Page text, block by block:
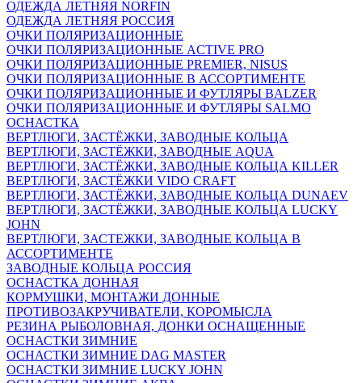
ОДЕЖДА ЛЕТНЯЯ NORFIN
ОДЕЖДА ЛЕТНЯЯ РОССИЯ
ОЧКИ ПОЛЯРИЗАЦИОННЫЕ
ОЧКИ ПОЛЯРИЗАЦИОННЫЕ ACTIVE PRO
ОЧКИ ПОЛЯРИЗАЦИОННЫЕ PREMIER, NISUS
ОЧКИ ПОЛЯРИЗАЦИОННЫЕ В АССОРТИМЕНТЕ
ОЧКИ ПОЛЯРИЗАЦИОННЫЕ И ФУТЛЯРЫ BALZER
ОЧКИ ПОЛЯРИЗАЦИОННЫЕ И ФУТЛЯРЫ SALMO
ОСНАСТКА
ВЕРТЛЮГИ, ЗАСТЁЖКИ, ЗАВОДНЫЕ КОЛЬЦА
ВЕРТЛЮГИ, ЗАСТЁЖКИ, ЗАВОДНЫЕ AQUA
ВЕРТЛЮГИ, ЗАСТЁЖКИ, ЗАВОДНЫЕ КОЛЬЦА KILLER
ВЕРТЛЮГИ, ЗАСТЁЖКИ VIDO CRAFT
ВЕРТЛЮГИ, ЗАСТЁЖКИ, ЗАВОДНЫЕ КОЛЬЦА DUNAEV
ВЕРТЛЮГИ, ЗАСТЁЖКИ, ЗАВОДНЫЕ КОЛЬЦА LUCKY
JOHN
ВЕРТЛЮГИ, ЗАСТЕЖКИ, ЗАВОДНЫЕ КОЛЬЦА В
АССОРТИМЕНТЕ
ЗАВОДНЫЕ КОЛЬЦА РОССИЯ
ОСНАСТКА ДОННАЯ
КОРМУШКИ, МОНТАЖИ ДОННЫЕ
ПРОТИВОЗАКРУЧИВАТЕЛИ, КОРОМЫСЛА
РЕЗИНА РЫБОЛОВНАЯ, ДОНКИ ОСНАЩЕННЫЕ
ОСНАСТКИ ЗИМНИЕ
ОСНАСТКИ ЗИМНИЕ DAG MASTER
ОСНАСТКИ ЗИМНИЕ LUCKY JOHN